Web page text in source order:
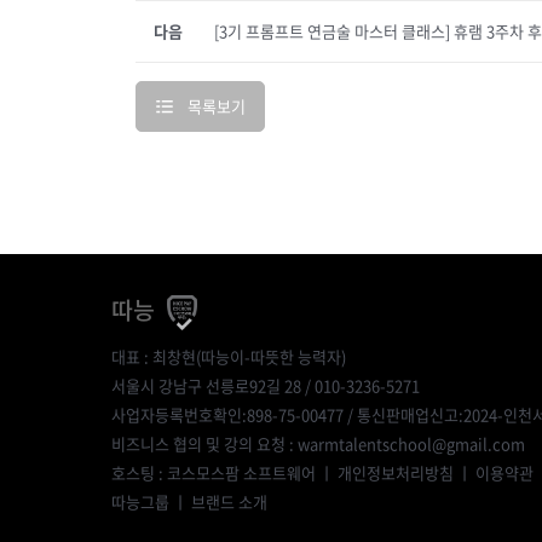
[3기 프롬프트 연금술 마스터 클래스] 휴램 3주차
다음
목록보기
따능
대표 : 최창현(따능이-따뜻한 능력자)
서울시 강남구 선릉로92길 28 / 010-3236-5271
사업자등록번호확인:898-75-00477 / 통신판매업신고:2024-인천
비즈니스 협의 및 강의 요청 : warmtalentschool@gmail.com
호스팅 : 코스모스팜 소프트웨어 ㅣ 개인정보처리방침 ㅣ 이용약관
따능그룹 ㅣ 브랜드 소개